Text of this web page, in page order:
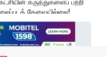
தேவையில்லை!
சம்பந்தப்பட்ட கேள்விதான்